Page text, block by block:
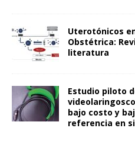
Uterotónicos
Obstétrica:
literatura
Estudio piloto
bajo costo y
referencia en